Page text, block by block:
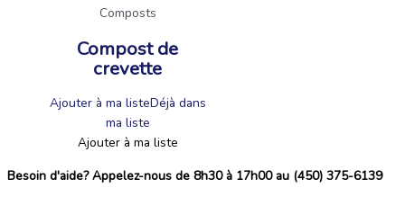
Composts
Compost de
crevette
Ajouter à ma listeDéjà dans
ma liste
Ajouter à ma liste
Besoin d'aide? Appelez-nous de 8h30 à 17h00 au (450) 375-6139